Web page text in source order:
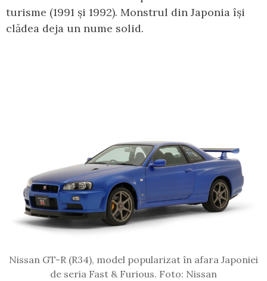
turisme (1991 și 1992). Monstrul din Japonia își
clădea deja un nume solid.
Nissan GT-R (R34), model popularizat în afara Japoniei
de seria Fast & Furious. Foto: Nissan